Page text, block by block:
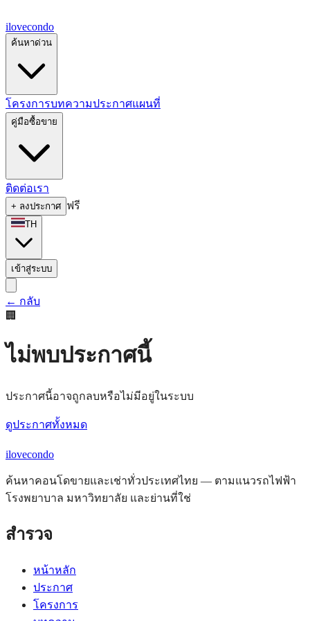
ilovecondo
ค้นหาด่วน
โครงการบทความประกาศแผนที่
คู่มือซื้อขาย
ติดต่อเรา
+ ลงประกาศ ฟรี
TH
เข้าสู่ระบบ
← กลับ
🏢
ไม่พบประกาศนี้
ประกาศนี้อาจถูกลบหรือไม่มีอยู่ในระบบ
ดูประกาศทั้งหมด
ilovecondo
ค้นหาคอนโดขายและเช่าทั่วประเทศไทย — ตามแนวรถไฟฟ้า
โรงพยาบาล มหาวิทยาลัย และย่านที่ใช่
สำรวจ
หน้าหลัก
ประกาศ
โครงการ